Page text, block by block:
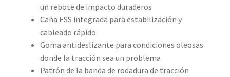
un rebote de impacto duraderos
Caña ESS integrada para estabilización y
cableado rápido
Goma antideslizante para condiciones oleosas
donde la tracción sea un problema
Patrón de la banda de rodadura de tracción